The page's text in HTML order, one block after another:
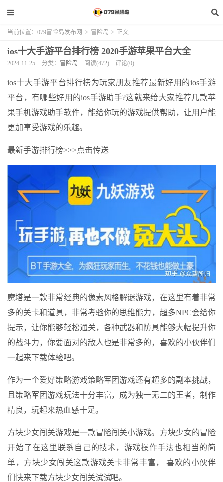
当前位置： 079冒险岛发布网 > 冒险岛 > 正文
ios十大手游平台排行榜 2020手游苹果平台大全
2024-11-25 分类： 冒险岛 阅读(472) 评论(0)
ios十大手游平台排行榜为玩家朋友推荐最新好用的ios手游
平台，有哪些好用的ios手游助手?这就来给大家推荐几款苹
果手机游戏助手软件，能给你玩的游戏提供帮助，让用户能
更加享受游戏的乐趣。
最新手游排行榜>>>点击传送
魔塔是一款非常经典的像素风格解谜游戏，在这里有着非常
多的关卡和道具，非常考验你的思维能力，超多NPC会给你
提示，让你能够轻松通关，各种武器和防具能够大幅提升你
的战斗力，你要面对的敌人也是非常多的，喜欢的小伙伴们
一起来下载体验吧。
作为一个爱好策略游戏策略军团游戏还有超多的副本挑战，
且策略军团游戏玩法十分丰富，成为独一无二的王者，制作
精良，玩起来热血感十足。
方块少女闯关游戏是一款冒险闯关小游戏。方块少女的冒险
开始了在这里联系自己的技术，游戏操作手法也相当的简
单，方块少女闯关这款游戏关卡非常丰富， 喜欢的小伙伴
们快来下载方块少女闯关试试吧。